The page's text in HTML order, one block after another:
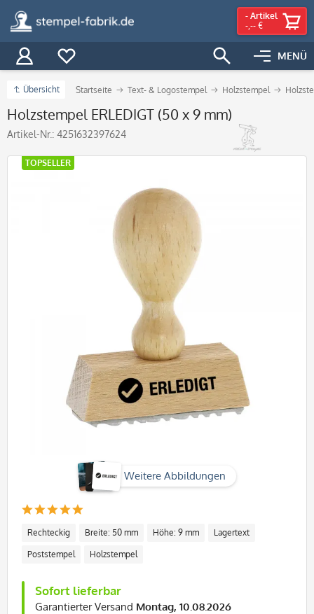
MENÜ
- Artikel
-,-- €
Übersicht Startseite Text- & Logostempel Holzstempel
Holzstempel ERLEDIGT (50 x 9 mm)
Artikel-Nr.: 4251632397624
Weitere Abbildungen
TOPSELLER
Rechteckig Breite: 50 mm Höhe: 9 mm Lagertext
Poststempel Holzstempel
Sofort lieferbar
Garantierter Versand Montag, 10.08.2026